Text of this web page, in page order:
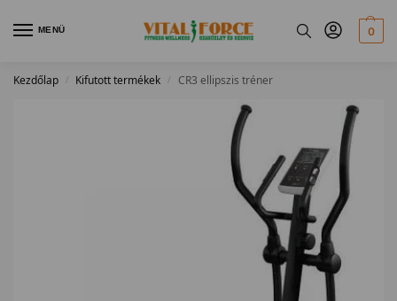
MENÜ 0
Kezdőlap / Kifutott termékek / CR3 ellipszis tréner